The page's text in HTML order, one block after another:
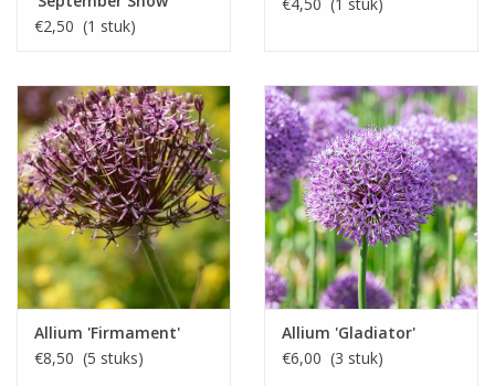
€2,50 (1 stuk)
Allium 'Firmament'
€8,50 (5 stuks)
Allium 'Gladiator'
€6,00 (3 stuk)